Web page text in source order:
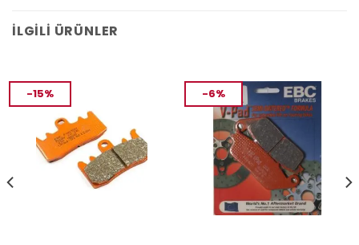
İLGILI ÜRÜNLER
-15% -6%